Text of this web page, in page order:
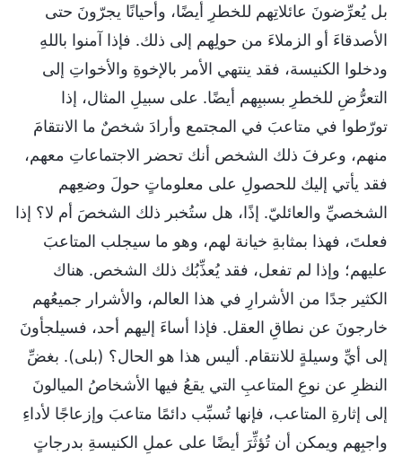
بل يُعرِّضونَ عائلاتِهم للخطرِ أيضًا، وأحيانًا يجرّونَ حتى
الأصدقاءَ أو الزملاءَ من حولِهم إلى ذلك. فإذا آمنوا باللهِ
ودخلوا الكنيسة، فقد ينتهي الأمر بالإخوةِ والأخواتِ إلى
التعرُّضِ للخطرِ بسببِهم أيضًا. على سبيلِ المثال، إذا
تورّطوا في متاعبَ في المجتمع وأرادَ شخصٌ ما الانتقامَ
منهم، وعرفَ ذلك الشخص أنك تحضر الاجتماعاتِ معهم،
فقد يأتي إليك للحصولِ على معلوماتٍ حولَ وضعِهم
الشخصيِّ والعائليّ. إذًا، هل ستُخبر ذلك الشخصَ أم لا؟ إذا
فعلتَ، فهذا بمثابةِ خيانة لهم، وهو ما سيجلب المتاعبَ
عليهم؛ وإذا لم تفعل، فقد يُعذِّبُك ذلك الشخص. هناك
الكثير جدًا من الأشرارِ في هذا العالم، والأشرار جميعُهم
خارجونَ عن نطاقِ العقل. فإذا أساءَ إليهم أحد، فسيلجأونَ
إلى أيِّ وسيلةٍ للانتقام. أليس هذا هو الحال؟ (بلى). بغضِّ
النظرِ عن نوعِ المتاعبِ التي يقعُ فيها الأشخاصُ الميالونَ
إلى إثارةِ المتاعب، فإنها تُسبِّب دائمًا متاعبَ وإزعاجًا لأداءِ
واجبِهم ويمكن أن تُؤثِّرَ أيضًا على عملِ الكنيسةِ بدرجاتٍ